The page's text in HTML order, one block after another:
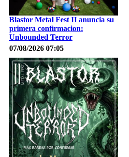
Blastor Metal Fest II anuncia su
primera confirmacion:
Unbounded Terror
07/08/2026 07:05